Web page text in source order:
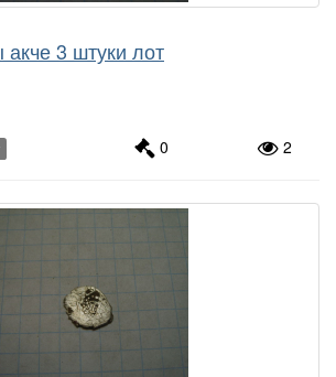
акче 3 штуки лот
0 2